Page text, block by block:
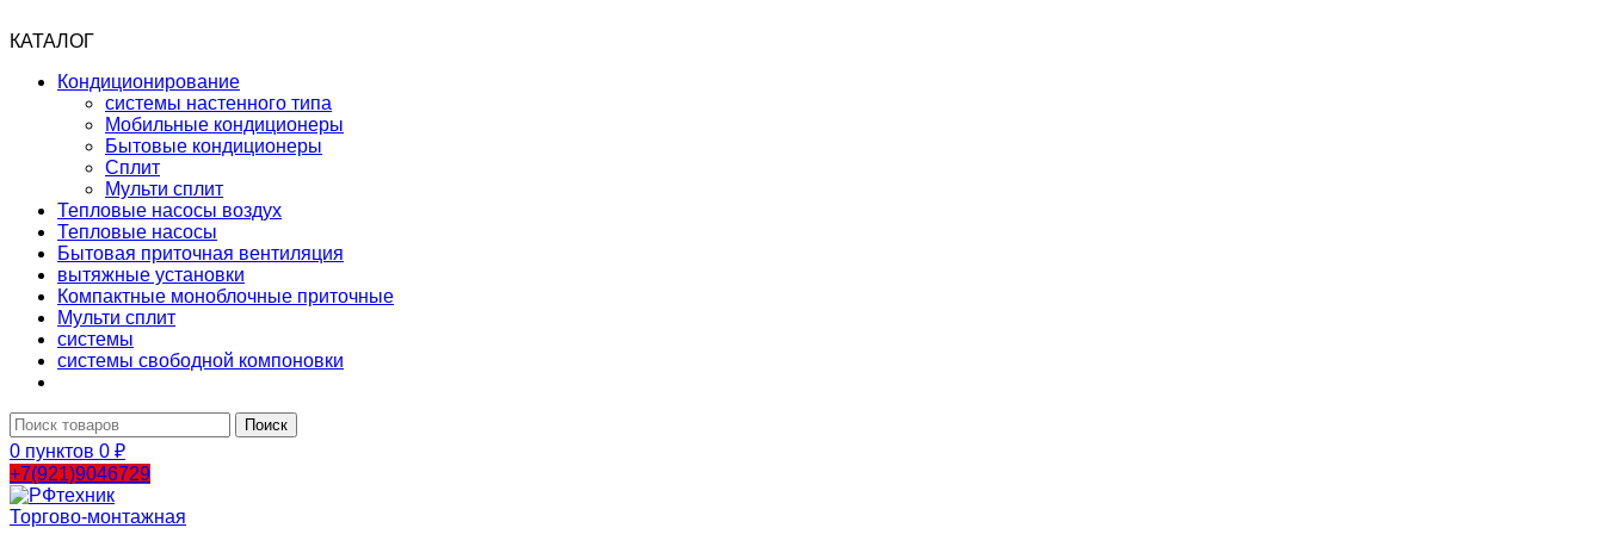
КАТАЛОГ
Кондиционирование
системы настенного типа
Мобильные кондиционеры
Бытовые кондиционеры
Сплит
Мульти сплит
Тепловые насосы воздух
Тепловые насосы
Бытовая приточная вентиляция
вытяжные установки
Компактные моноблочные приточные
Мульти сплит
системы
системы свободной компоновки
Поиск
0 пунктов 0 ₽
+7(921)9046729